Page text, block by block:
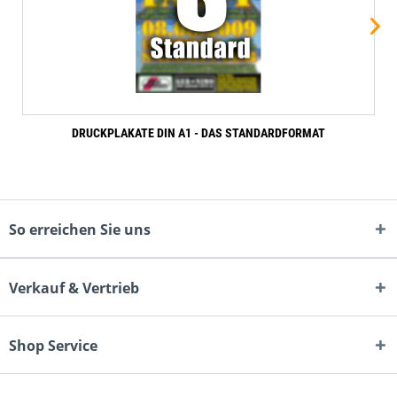
Ratingen - Nordrhein-Westfalen
DE 41 Mönchengladbach | Viersen | Willich |
Grevenbroich | Kaarst - Nordrhein-Westfalen
DE 42 Wuppertal | Solingen | Mettmann | Remscheid |
DE 44 Dortmund | Lünen | Castrop-Rauxel | Witten |
DE 46 Oberhausen | Bottrop | Dümpten | Königshardt |
Alsfeld - Nordrhein-Westfalen
Rheinhausen - Nordrhein-Westfalen
DE 48 Münster | Coesfeld | Dülmen | Emsdetten |
Essen - Niedersachsen
DRUCKPLAKATE DIN A1 - DAS STANDARDFORMAT
So erreichen Sie uns
Verkauf & Vertrieb
Shop Service